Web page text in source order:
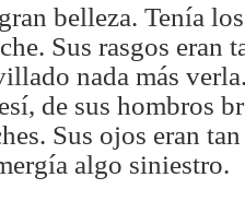
belleza. Tenía
Sus rasgos eran
nada más
de sus hombros
Sus ojos eran
algo siniestro.